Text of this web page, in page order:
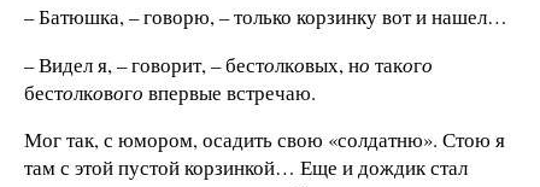
– Батюшка, – говорю, – только корзинку вот и нашел…
– Видел я, – говорит, – бестолковых, но такого
бестолкового впервые встречаю.
Мог так, с юмором, осадить свою «солдатню». Стою я
там с этой пустой корзинкой… Еще и дождик стал